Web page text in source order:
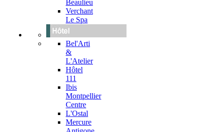
Beaulieu
Verchant
Le Spa
Bel'Arti
&
L'Atelier
Hôtel
111
Ibis
Montpellier
Centre
L'Ostal
Mercure